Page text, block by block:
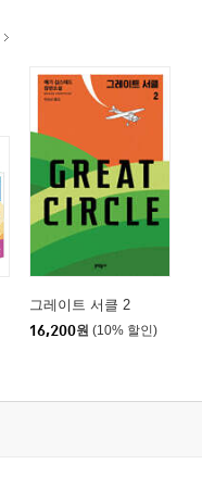
그레이트 서클 2
16,200원 (10% 할인)